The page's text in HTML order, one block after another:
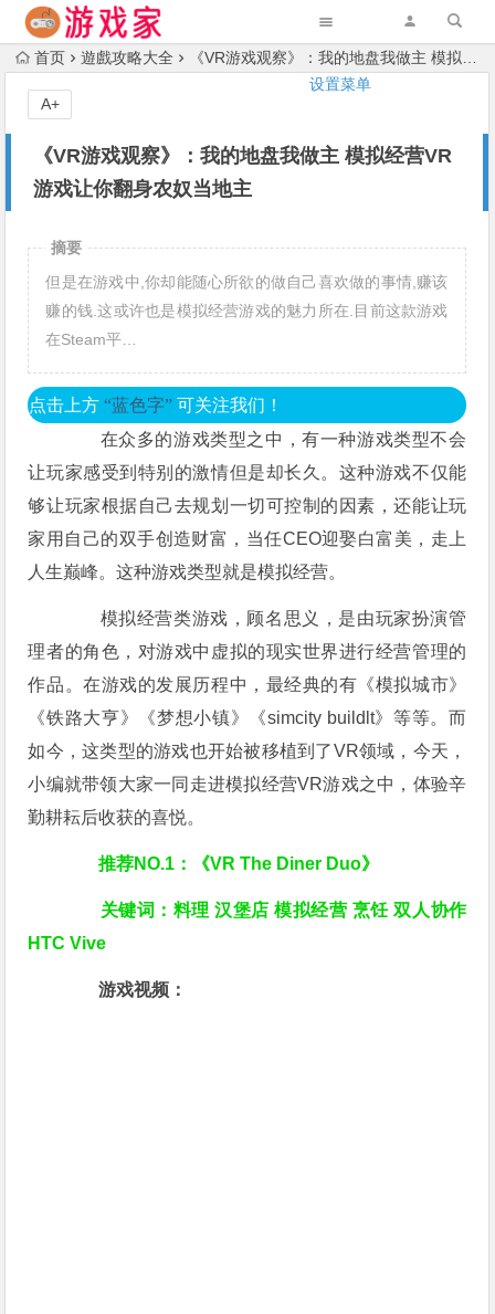
设置菜单
首页 遊戲攻略大全 《VR游戏观察》：我的地盘我做主 模拟经营VR游戏让你翻身农奴当地主
《VR游戏观察》：我的地盘我做主 模拟经营VR
游戏让你翻身农奴当地主
A+
摘要
但是在游戏中,你却能随心所欲的做自己喜欢做的事情,赚该
赚的钱.这或许也是模拟经营游戏的魅力所在.目前这款游戏
在Steam平…
点击上方 “蓝色字” 可关注我们！
在众多的游戏类型之中，有一种游戏类型不会
让玩家感受到特别的激情但是却长久。这种游戏不仅能
够让玩家根据自己去规划一切可控制的因素，还能让玩
家用自己的双手创造财富，当任CEO迎娶白富美，走上
人生巅峰。这种游戏类型就是模拟经营。
模拟经营类游戏，顾名思义，是由玩家扮演管
理者的角色，对游戏中虚拟的现实世界进行经营管理的
作品。在游戏的发展历程中，最经典的有《模拟城市》
《铁路大亨》《梦想小镇》《simcity buildlt》等等。而
如今，这类型的游戏也开始被移植到了VR领域，今天，
小编就带领大家一同走进模拟经营VR游戏之中，体验辛
勤耕耘后收获的喜悦。
推荐NO.1：《VR The Diner Duo》
关键词：料理 汉堡店 模拟经营 烹饪 双人协作
HTC Vive
游戏视频：